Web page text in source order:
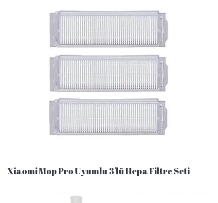
Xiaomi Mop Pro Uyumlu 3'lü Hepa Filtre Seti